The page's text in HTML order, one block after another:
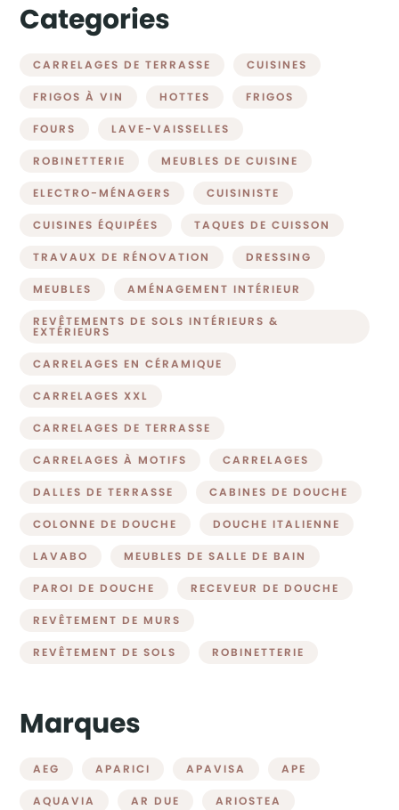
Categories
CARRELAGES DE TERRASSE CUISINES
FRIGOS À VIN HOTTES FRIGOS
FOURS LAVE-VAISSELLES
ROBINETTERIE MEUBLES DE CUISINE
ELECTRO-MÉNAGERS CUISINISTE
CUISINES ÉQUIPÉES TAQUES DE CUISSON
TRAVAUX DE RÉNOVATION DRESSING
MEUBLES AMÉNAGEMENT INTÉRIEUR
REVÊTEMENTS DE SOLS INTÉRIEURS &
EXTÉRIEURS
CARRELAGES EN CÉRAMIQUE
CARRELAGES XXL
CARRELAGES DE TERRASSE
CARRELAGES À MOTIFS CARRELAGES
DALLES DE TERRASSE CABINES DE DOUCHE
COLONNE DE DOUCHE DOUCHE ITALIENNE
LAVABO MEUBLES DE SALLE DE BAIN
PAROI DE DOUCHE RECEVEUR DE DOUCHE
REVÊTEMENT DE MURS
REVÊTEMENT DE SOLS ROBINETTERIE
Marques
AEG APARICI APAVISA APE
AQUAVIA AR DUE ARIOSTEA